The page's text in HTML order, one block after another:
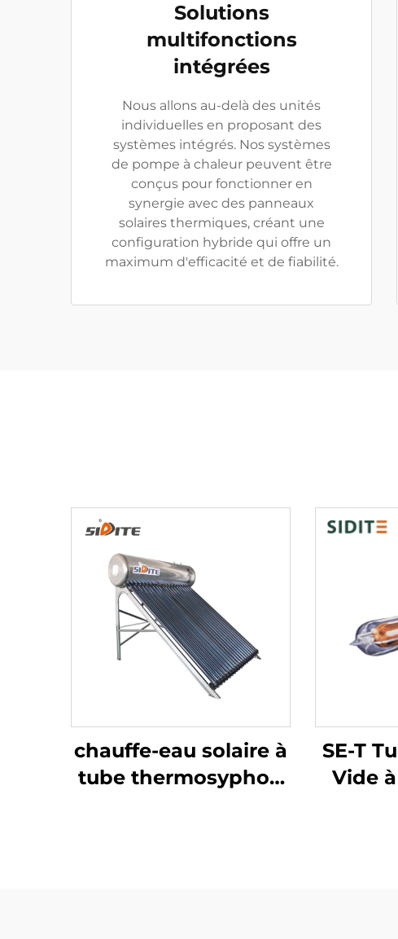
Solutions
multifonctions
intégrées
Nous allons au-delà des unités
individuelles en proposant des
systèmes intégrés. Nos systèmes
de pompe à chaleur peuvent être
conçus pour fonctionner en
synergie avec des panneaux
solaires thermiques, créant une
configuration hybride qui offre un
maximum d'efficacité et de fiabilité.
chauffe-eau solaire à
tube thermosyphon
SE-T
Vide